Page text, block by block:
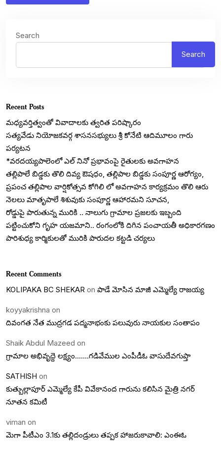
Search
Search
Recent Posts
మధ్యవర్తిత్వంతో వివాదాలకు త్వరిత పరిష్కారం
సత్యవేడు నియోజకవర్గ శాసనసభ్యులు శ్రీ కోనేటి ఆదిమూలం గారు
పర్యటన
*వరదయ్యపాలెంలో ఎల్ నినో ప్రభావంపై రైతులకు అవగాహన
తల్లిపాలే బిడ్డకు తొలి దివ్య ఔషధం, తల్లిపాల బిడ్డకు సంపూర్ణ ఆరోగ్యం,
ప్రపంచ తల్లిపాల వార్షికోత్సవ కోగిలి లో అవగాహన కార్యక్రమం తొలి ఆరు
నెలలు మాతృపాలే శిశువుకు సంపూర్ణ ఆహారమని సూచన,
రోడ్డుపై పారుతున్న మురికి .. నాలుగు గ్రామాల ప్రజలకు ఇబ్బంది
పట్టించుకోని గృహ యజమాని.. రంగంలోకి దిగిన పంచాయతీ అధికారగణం
పారిశుధ్య కార్మికులతో మురికి పారుదల కట్టడి చర్యలు
Recent Comments
KOLIPAKA BC SHEKAR on పాడే మోసిన మాజీ ఎమ్మెల్యే రాజయ్య
koyyakrishna on
దివంగత నేత ముద్రగడ పద్మనాభంకు పలువురు నాయకుల సంతాపం
Shaik Abdul Mazeed on
గ్రామాల అభివృద్దె లక్ష్యం…….గడివేముల ఎంపీడీఓ వాసుదేవగుప్తా
SATHISH on
కుత్బుల్లాపూర్ ఎమ్మెల్యే కేపీ వివేకానంద గారును కలిసిన మైత్రి నగర్
నూతన కమిటీ
viman on
మెగా పీటీఎం 3.1కు తల్లిదండ్రులు తప్పక హాజరుకావాలి: ఎంఈఓ